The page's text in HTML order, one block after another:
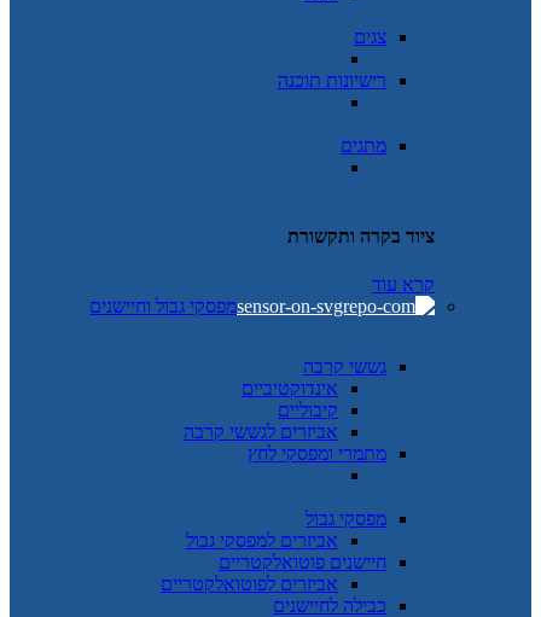
צגים
רישיונות תוכנה
מתגים
ציוד בקרה ותקשורת
קרא עוד
מפסקי גבול וחיישנים
גששי קרבה
אינדוקטיביים
קיבוליים
אביזרים לגששי קרבה
מתמרי ומפסקי לחץ
מפסקי גבול
אביזרים למפסקי גבול
חיישנים פוטואלקטריים
אביזרים לפוטואלקטריים
כבילה לחיישנים